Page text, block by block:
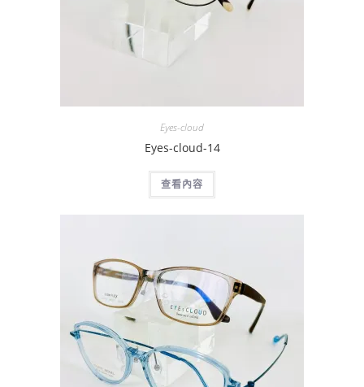
Eyes-cloud
Eyes-cloud-14
查看內容